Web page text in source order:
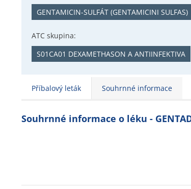
GENTAMICIN-SULFÁT (GENTAMICINI SULFAS)
ATC skupina:
S01CA01 DEXAMETHASON A ANTIINFEKTIVA
Příbalový leták Souhrnné informace
Souhrnné informace o léku -